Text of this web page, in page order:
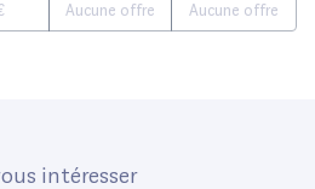
Aucune offre Aucune offre
intéresser